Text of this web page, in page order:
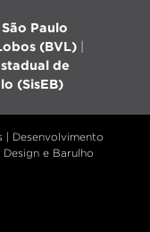
Paulo
(BVL)
de
(SisEB)
| Desenvolvimento
e Barulho